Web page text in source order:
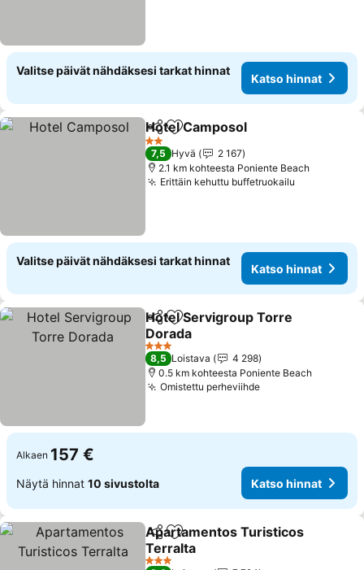
Valitse päivät nähdäksesi tarkat hinnat
Katso hinnat
Jaa Lisää suosikkeihin
Hotel Camposol
2 Tähtiluokitus
7,5 Hyvä
2 167
2.1 km kohteesta Poniente Beach
Erittäin kehuttu buffetruokailu
Valitse päivät nähdäksesi tarkat hinnat
Katso hinnat
Jaa Lisää suosikkeihin
Hotel Servigroup Torre
Dorada
3 Tähtiluokitus
8,5 Loistava
4 298
0.5 km kohteesta Poniente Beach
Omistettu perheviihde
Alkaen 157 €
Näytä hinnat 10 sivustolta Katso hinnat
Jaa Lisää suosikkeihin
Apartamentos Turisticos
Terralta
3 Tähtiluokitus